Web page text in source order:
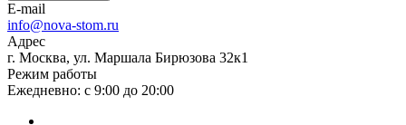
E-mail
info@nova-stom.ru
Адрес
г. Москва, ул. Маршала Бирюзова 32к1
Режим работы
Ежедневно: с 9:00 до 20:00